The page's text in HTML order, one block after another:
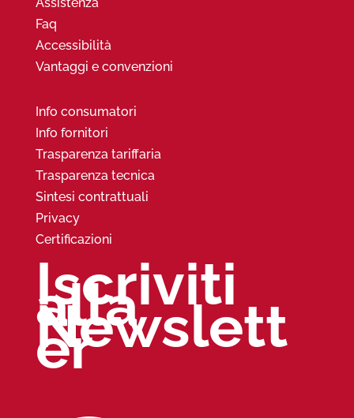
Faq
Accessibilità
Vantaggi e convenzioni
Info consumatori
Info fornitori
Trasparenza tariffaria
Trasparenza tecnica
Sintesi contrattuali
Privacy
Certificazioni
Iscriviti
alla
Newslett
er